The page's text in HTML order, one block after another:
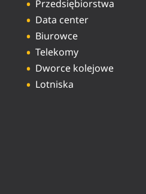
Przedsiębiorstwa
Data center
Biurowce
Telekomy
Dworce kolejowe
Lotniska